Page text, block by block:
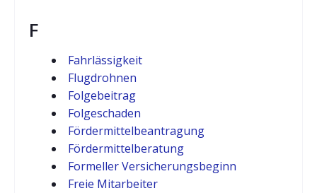
F
Fahrlässigkeit
Flugdrohnen
Folgebeitrag
Folgeschaden
Fördermittelbeantragung
Fördermittelberatung
Formeller Versicherungsbeginn
Freie Mitarbeiter